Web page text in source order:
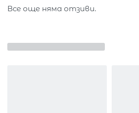
Все още няма отзиви.